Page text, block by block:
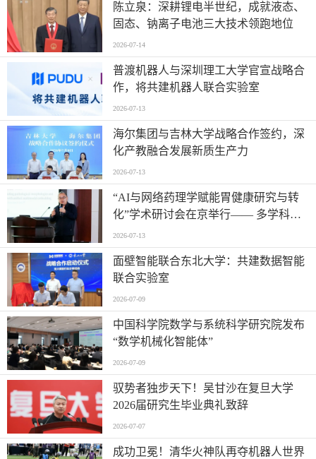
陈立泉：深耕锂电半世纪，成就液态、
固态、钠离子电池三大技术领跑地位
2026-07-14
普渡机器人与深圳理工大学官宣战略合
作，将共建机器人联合实验室
2026-07-13
海尔集团与吉林大学战略合作签约，深
化产教融合发展新质生产力
2026-07-13
“AI与网络药理学赋能胃健康研究与转
化”学术研讨会在京举行—— 多学科交
叉推动胃病防治进入智能化新阶段
2026-07-13
面壁智能联合东北大学：共建数据智能
联合实验室
2026-07-09
中国科学院数学与系统科学研究院发布
“数学机械化智能体”
2026-07-09
驭势者独步天下！吴甘沙在复旦大学
2026届研究生毕业典礼致辞
2026-07-07
成功卫冕！清华火神队再夺机器人世界